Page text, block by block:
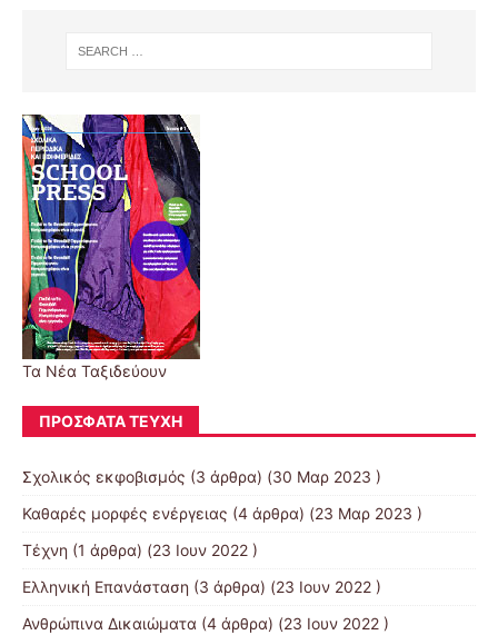
Τα Νέα Ταξιδεύουν
ΠΡΌΣΦΑΤΑ ΤΕΎΧΗ
Σχολικός εκφοβισμός (3 άρθρα) (30 Μαρ 2023 )
Καθαρές μορφές ενέργειας (4 άρθρα) (23 Μαρ 2023 )
Τέχνη (1 άρθρα) (23 Ιουν 2022 )
Ελληνική Επανάσταση (3 άρθρα) (23 Ιουν 2022 )
Ανθρώπινα Δικαιώματα (4 άρθρα) (23 Ιουν 2022 )